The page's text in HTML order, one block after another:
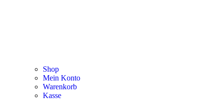
Shop
Mein Konto
Warenkorb
Kasse